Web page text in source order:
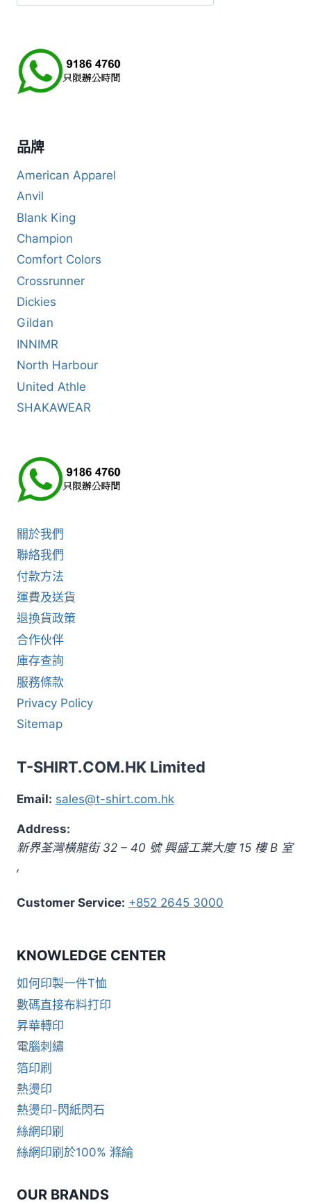
尋
品牌
American Apparel
Anvil
Blank King
Champion
Comfort Colors
Crossrunner
Dickies
Gildan
INNIMR
North Harbour
United Athle
SHAKAWEAR
關於我們
聯絡我們
付款方法
運費及送貨
退換貨政策
合作伙伴
庫存查詢
服務條款
Privacy Policy
Sitemap
T-SHIRT.COM.HK Limited
Email: sales@t-shirt.com.hk
Address:
新界荃灣橫龍街 32 – 40 號 興盛工業大廈 15 樓 B 室
,
Customer Service: +852 2645 3000
KNOWLEDGE CENTER
如何印製一件T恤
數碼直接布料打印
昇華轉印
電腦刺繡
箔印刷
熱燙印
熱燙印-閃紙閃石
絲網印刷
絲網印刷於100% 滌綸
OUR BRANDS